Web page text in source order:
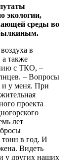
экологии,
среды во
в
также
с ТКО, –
– Вопросы
и у меня. При
проекта
лет
тонн в год. И
Видеть
у других наших